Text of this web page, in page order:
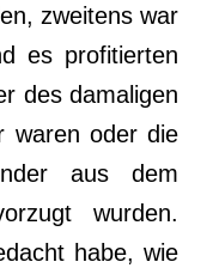
zweitens war
es profitierten
des damaligen
waren oder die
aus dem
wurden.
habe, wie